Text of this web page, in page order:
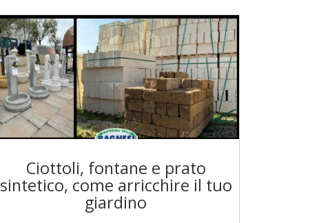
Ciottoli, fontane e prato
sintetico, come arricchire il tuo
giardino